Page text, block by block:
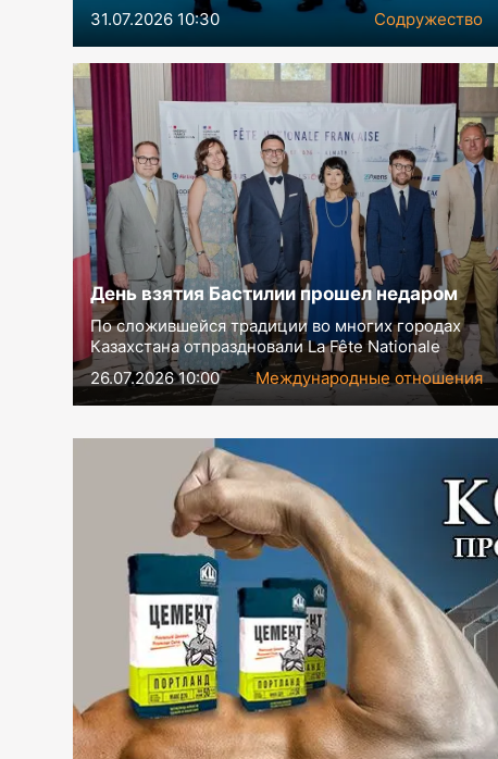
31.07.2026 10:30
Содружество
День взятия Бастилии прошел недаром
По сложившейся традиции во многих городах
Казахстана отпраздновали La Fête Nationale
26.07.2026 10:00
Международные отношения